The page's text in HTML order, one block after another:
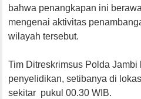
bahwa penangkapan ini
mengenai aktivitas
wilayah tersebut.
Tim Ditreskrimsus Polda
penyelidikan, setibanya di
sekitar pukul 00.30 WIB.